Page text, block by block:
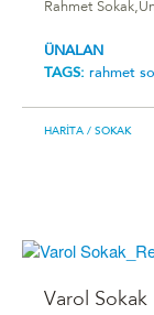
Rahmet
ÜNALAN
TAGS: rahmet
HARITA / SOKAK
Varol Sokak